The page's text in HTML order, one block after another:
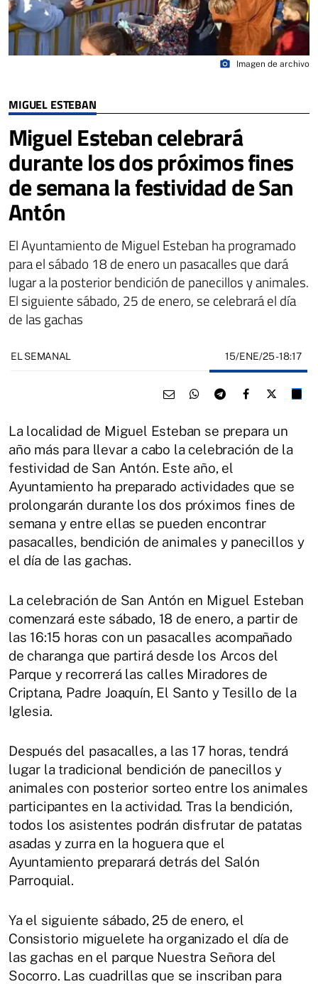
MIGUEL ESTEBAN
Miguel Esteban celebrará
durante los dos próximos fines
de semana la festividad de San
Antón
El Ayuntamiento de Miguel Esteban ha programado
para el sábado 18 de enero un pasacalles que dará
lugar a la posterior bendición de panecillos y animales.
El siguiente sábado, 25 de enero, se celebrará el día
de las gachas
photo_camera Imagen de archivo
EL SEMANAL 15/ENE/25- 18:17
La localidad de Miguel Esteban se prepara un
año más para llevar a cabo la celebración de la
festividad de San Antón. Este año, el
Ayuntamiento ha preparado actividades que se
prolongarán durante los dos próximos fines de
semana y entre ellas se pueden encontrar
pasacalles, bendición de animales y panecillos y
el día de las gachas.
La celebración de San Antón en Miguel Esteban
comenzará este sábado, 18 de enero, a partir de
las 16:15 horas con un pasacalles acompañado
de charanga que partirá desde los Arcos del
Parque y recorrerá las calles Miradores de
Criptana, Padre Joaquín, El Santo y Tesillo de la
Iglesia.
Después del pasacalles, a las 17 horas, tendrá
lugar la tradicional bendición de panecillos y
animales con posterior sorteo entre los animales
participantes en la actividad. Tras la bendición,
todos los asistentes podrán disfrutar de patatas
asadas y zurra en la hoguera que el
Ayuntamiento preparará detrás del Salón
Parroquial.
Ya el siguiente sábado, 25 de enero, el
Consistorio miguelete ha organizado el día de
las gachas en el parque Nuestra Señora del
Socorro. Las cuadrillas que se inscriban para